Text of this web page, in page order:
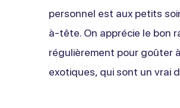
personnel est aux petits
à-tête. On apprécie le bon
régulièrement pour goûter
exotiques, qui sont un vrai